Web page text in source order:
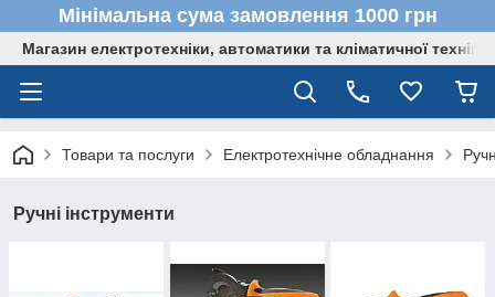
Мінімальна сума замовлення 1000 грн
Магазин електротехніки, автоматики та кліматичної техніки
Товари та послуги Електротехнічне обладнання
Ручні інструменти